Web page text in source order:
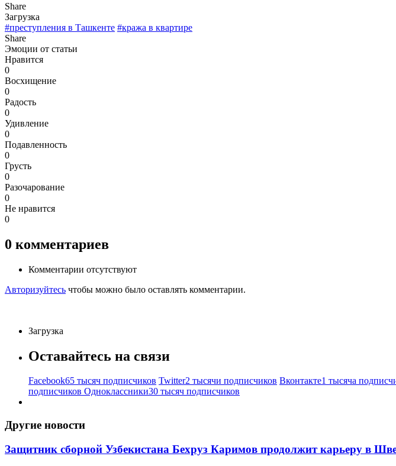
Share
Загрузка
#преступления в Ташкенте #кража в квартире
Share
Эмоции от статьи
Нравится
0
Восхищение
0
Радость
0
Удивление
0
Подавленность
0
Грусть
0
Разочарование
0
Не нравится
0
0 комментариев
Комментарии отсутствуют
Авторизуйтесь чтобы можно было оставлять комментарии.
Загрузка
Оставайтесь на связи
Facebook65 тысяч подписчиков Twitter2 тысячи подписчиков Вконтакте1 тысяча
подписчиков Одноклассники30 тысяч подписчиков
Другие новости
Защитник сборной Узбекистана Бехруз Каримов продолжит карьеру в